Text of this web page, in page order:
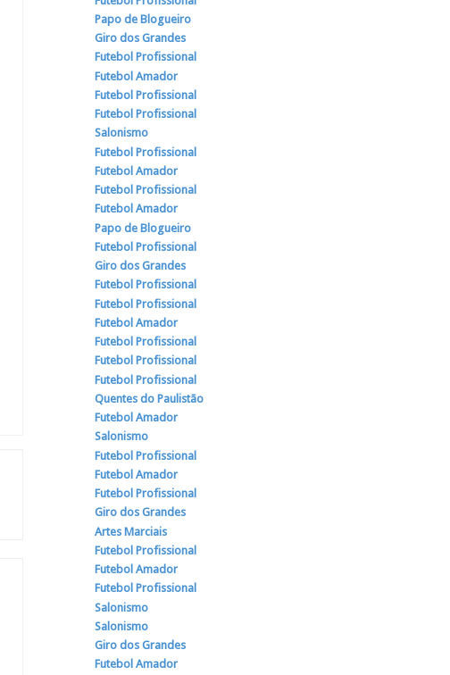
Papo de Blogueiro
Giro dos Grandes
Futebol Profissional
Futebol Amador
Futebol Profissional
Futebol Profissional
Salonismo
Futebol Profissional
Futebol Amador
Futebol Profissional
Futebol Amador
Papo de Blogueiro
Futebol Profissional
Giro dos Grandes
Futebol Profissional
Futebol Profissional
Futebol Amador
Futebol Profissional
Futebol Profissional
Futebol Profissional
Quentes do Paulistão
Futebol Amador
Salonismo
Futebol Profissional
Futebol Amador
Futebol Profissional
Giro dos Grandes
Artes Marciais
Futebol Profissional
Futebol Amador
Futebol Profissional
Salonismo
Salonismo
Giro dos Grandes
Futebol Amador